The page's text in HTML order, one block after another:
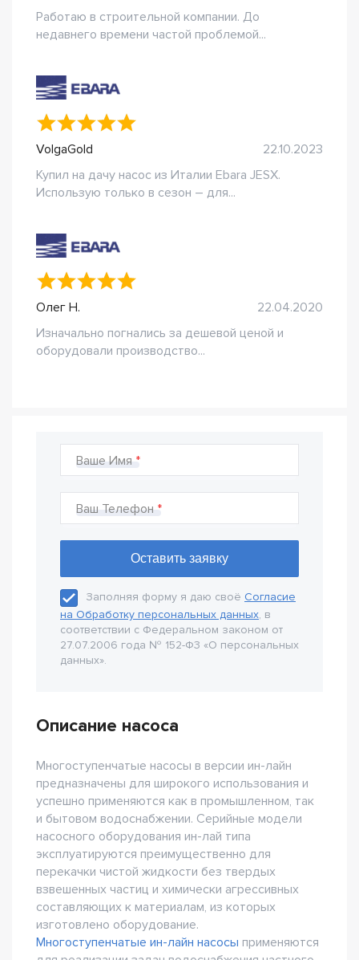
Работаю в строительной компании. До
недавнего времени частой проблемой...
VolgaGold
22.10.2023
Купил на дачу насос из Италии Ebara JESX.
Использую только в сезон – для...
Олег Н.
22.04.2020
Изначально погнались за дешевой ценой и
оборудовали производство...
Ваше Имя
Ваш Телефон
Заполняя форму я даю своё Согласие
на Обработку персональных данных, в
соответствии с Федеральном законом от
27.07.2006 года № 152-Ф3 «О персональных
данных».
Описание насоса
Многоступенчатые насосы в версии ин-лайн
предназначены для широкого использования и
успешно применяются как в промышленном, так
и бытовом водоснабжении. Серийные модели
насосного оборудования ин-лай типа
эксплуатируются преимущественно для
перекачки чистой жидкости без твердых
взвешенных частиц и химически агрессивных
составляющих к материалам, из которых
изготовлено оборудование.
Многоступенчатые ин-лайн насосы применяются